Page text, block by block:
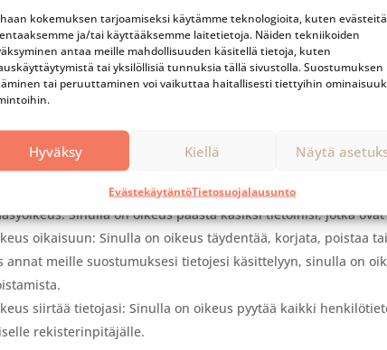
kokemuksen tarjoamiseksi käytämme teknologioita, kuten
ja/tai käyttääksemme laitetietoja. Näiden tekniikoiden
antaa meille mahdollisuuden käsitellä tietoja, kuten
tai yksilöllisiä tunnuksia tällä sivustolla. Suostumuksen
tai peruuttaminen voi vaikuttaa haitallisesti tiettyihin
Hyväksy Kiellä Näytä
EvästekäytäntöTietosuojalausunto
oikeuden tehdä muutoksia tähän
säännöllisesti, jotta olet tietoinen
käyttö ja muokkaaminen
on kysyttävää tai haluat tietää, mitä henkilötietoja meillä
käyttämällä alla olevia tietoja. Sinulla on seuraavat oikeudet:
on oikeus tietää, miksi henkilötietojasi tarvitaan, mitä
Sinulla on oikeus päästä käsiksi tietoihisi, jotka
oikaisuun: Sinulla on oikeus täydentää, korjata, poistaa
annat meille suostumuksesi tietojesi käsittelyyn, sinulla on
siirtää tietojasi: Sinulla on oikeus pyytää kaikki
rekisterinpitäjälle.